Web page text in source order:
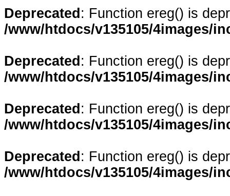
Deprecated : Function ereg() is
/www/htdocs/v135105/4images/
Deprecated : Function ereg() is
/www/htdocs/v135105/4images/
Deprecated : Function ereg() is
/www/htdocs/v135105/4images/
Deprecated : Function ereg() is
/www/htdocs/v135105/4images/